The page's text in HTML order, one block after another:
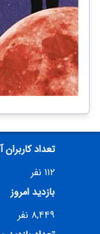
تعداد کاربران
۱۱۲ نفر
بازدید امروز
۸,۴۴۹ نفر